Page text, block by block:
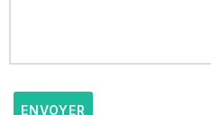
ENVOYER